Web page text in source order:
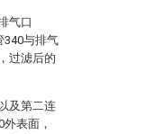
气口
340与排气
过滤后的
及第二连
表面，